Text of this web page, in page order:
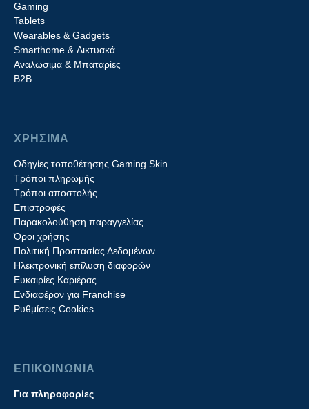
Gaming
Tablets
Wearables & Gadgets
Smarthome & Δικτυακά
Aναλώσιμα & Μπαταρίες
Β2B
ΧΡΗΣΙΜΑ
Οδηγίες τοποθέτησης Gaming Skin
Τρόποι πληρωμής
Τρόποι αποστολής
Επιστροφές
Παρακολούθηση παραγγελίας
Όροι χρήσης
Πολιτική Προστασίας Δεδομένων
Ηλεκτρονική επίλυση διαφορών
Ευκαιρίες Καριέρας
Ενδιαφέρον για Franchise
Ρυθμίσεις Cookies
ΕΠΙΚΟΙΝΩΝΙΑ
Για πληροφορίες